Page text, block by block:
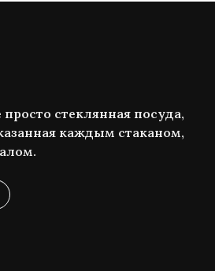
стеклянная посуда,
каждым стаканом,